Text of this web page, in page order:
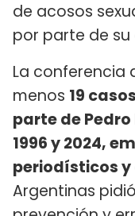
de acosos
por parte de su
La conferencia
menos 19
parte de
1996 y 2024,
periodísticos
Argentinas